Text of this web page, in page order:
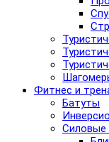
Фитнес и
Батуты
Силовые